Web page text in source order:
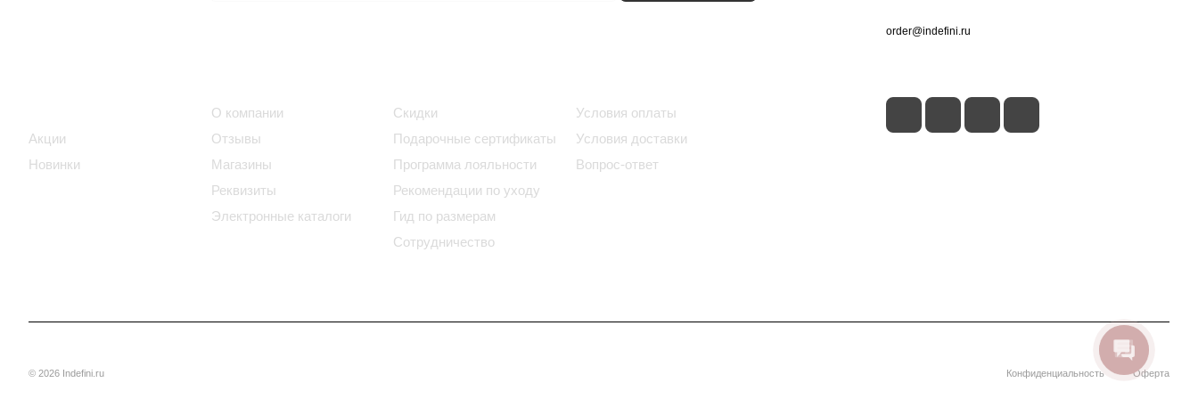
Акции
Новинки
О компании
Отзывы
Магазины
Реквизиты
Электронные каталоги
Скидки
Подарочные сертификаты
Программа лояльности
Рекомендации по уходу
Гид по размерам
Сотрудничество
Условия оплаты
Условия доставки
Вопрос-ответ
order@indefini.ru
© 2026 Indefini.ru Конфиденциальность Оферта